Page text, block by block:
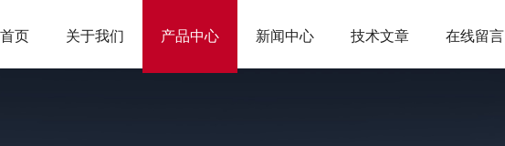
首页 关于我们 产品中心 新闻中心 技术文章 在线留言